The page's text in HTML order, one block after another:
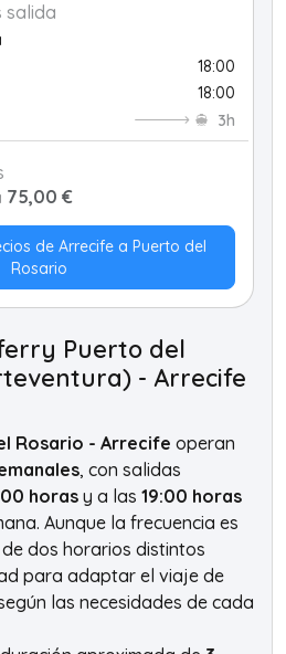
salida
18:00
18:00
3h
75,00 €
de Arrecife a Puerto del
Rosario
Puerto del
- Arrecife
Rosario - Arrecife operan
, con salidas
horasy a las 19:00 horas
Aunque la frecuencia es
dos horarios distintos
para adaptar el viaje de
las necesidades de cada